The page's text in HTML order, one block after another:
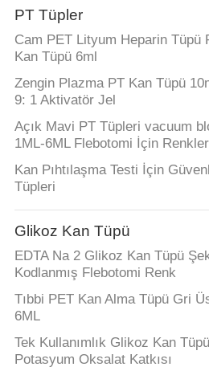
PT Tüpler
Cam PET Lityum Heparin Tüpü
Kan Tüpü 6ml
Zengin Plazma PT Kan Tüpü
9: 1 Aktivatör Jel
Açık Mavi PT Tüpleri vacuum
1ML-6ML Flebotomi İçin
Kan Pıhtılaşma Testi İçin
Tüpleri
Glikoz Kan Tüpü
EDTA Na 2 Glikoz Kan Tüpü
Kodlanmış Flebotomi Renk
Tıbbi PET Kan Alma Tüpü Gri
6ML
Tek Kullanımlık Glikoz Kan
Potasyum Oksalat Katkısı